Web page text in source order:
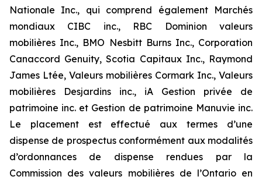
Nationale Inc., qui comprend également Marchés
mondiaux CIBC inc., RBC Dominion valeurs
mobilières Inc., BMO Nesbitt Burns Inc., Corporation
Canaccord Genuity, Scotia Capitaux Inc., Raymond
James Ltée, Valeurs mobilières Cormark Inc., Valeurs
mobilières Desjardins inc., iA Gestion privée de
patrimoine inc. et Gestion de patrimoine Manuvie inc.
Le placement est effectué aux termes d’une
dispense de prospectus conformément aux modalités
d’ordonnances de dispense rendues par la
Commission des valeurs mobilières de l’Ontario en